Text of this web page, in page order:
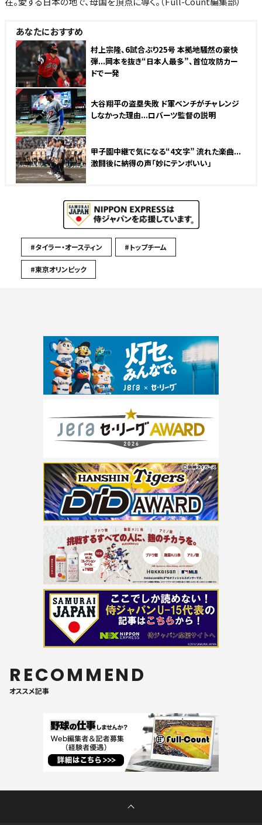
あなたにおすすめ
NEW
村上宗隆、6試合ぶり25号 本拠地騒然の豪快
弾...岡本を抜き“日本人最多”、首位攻防カー
ドで一発
NEW
大谷翔平の盗塁失敗 ド軍ベンチがチャレンジ
しなかった理由...ロバーツ監督の説明
NEW
甲子園中継で気になる“4文字” 流れた楽曲...
激闘後に納得の声「妙にテンポいい」
#タイラー・オースティン #トップチーム
#東京オリンピック
RECOMMEND
オススメ記事